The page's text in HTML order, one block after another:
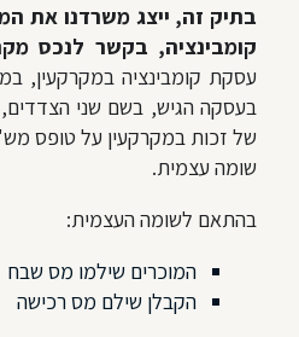
בתיק זה, ייצג משרדנו את
קומבינציה, בקשר לנכס
עסקת קומבינציה במקרקעין,
בעסקה הגיש, בשם שני
שומה עצמית.
בהתאם לשומה העצמית:
המוכרים שילמו מס שבח
הקבלן שילם מס רכישה